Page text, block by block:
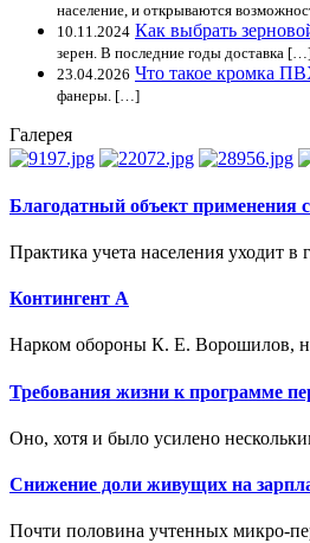
население, и открываются
10.11.2024 Как выбрать
зерен. В последние годы доставка
23.04.2026 Что такое кромка
фанеры. […]
Галерея
Благодатный объект применения
Практика учета населения уходит
Контингент А
Нарком обороны К. Е.
Требования жизни к программе
Оно, хотя и было усилено
Снижение доли живущих на
Почти половина учтенных микро-